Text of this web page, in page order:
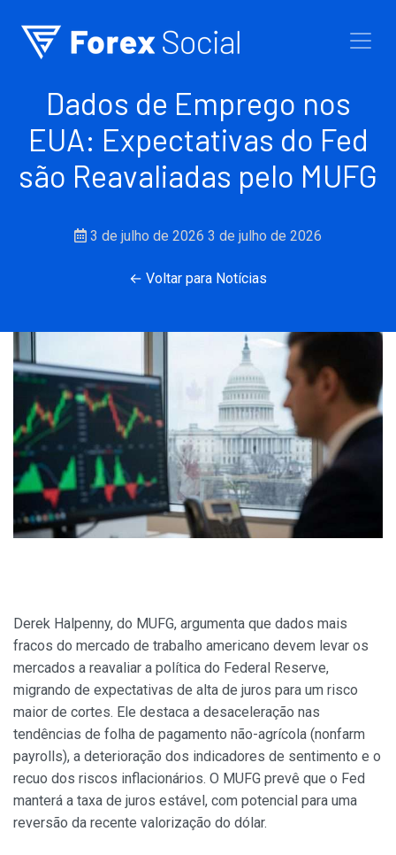
Dados de Emprego nos
EUA: Expectativas do Fed
são Reavaliadas pelo MUFG
3 de julho de 2026 3 de julho de 2026
← Voltar para Notícias
Derek Halpenny, do MUFG, argumenta que dados mais
fracos do mercado de trabalho americano devem levar os
mercados a reavaliar a política do Federal Reserve,
migrando de expectativas de alta de juros para um risco
maior de cortes. Ele destaca a desaceleração nas
tendências de folha de pagamento não-agrícola (nonfarm
payrolls), a deterioração dos indicadores de sentimento e o
recuo dos riscos inflacionários. O MUFG prevê que o Fed
manterá a taxa de juros estável, com potencial para uma
reversão da recente valorização do dólar.